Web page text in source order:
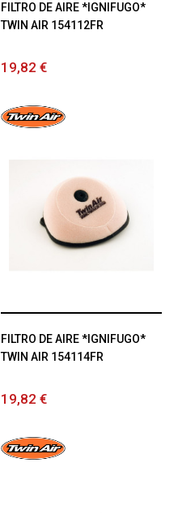
FILTRO DE AIRE *IGNIFUGO*
TWIN AIR 154112FR
19,82 €
FILTRO DE AIRE *IGNIFUGO*
TWIN AIR 154114FR
19,82 €